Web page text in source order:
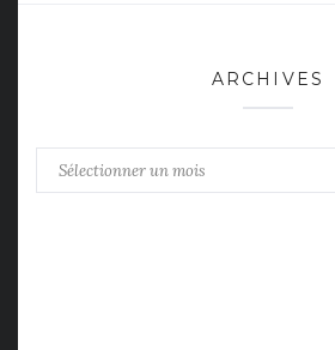
ARCHIVES
Archives